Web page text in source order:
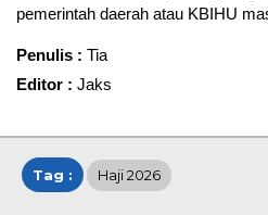
pemerintah daerah atau KBIHU
Penulis : Tia
Editor : Jaks
Tag : Haji 2026